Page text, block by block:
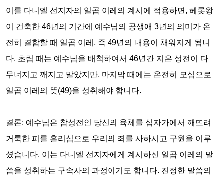
이를 다니엘 선지자의 일곱 이레의 계시에 적용하면 , 헤롯왕
이 건축한 46년의 기간에 예수님의 공생애 3년의 의미가 온
전히 결합할 때 일곱 이레 , 즉 49년의 내용이 채워지게 됩니
다. 초림 때는 예수님을 배척하여서 46년간 지은 성전이 다
무너지고 깨지고 말았지만, 마지막 때에는 온전히 모심으로
일곱 이레의 뜻(49)을 성취해야 합니다.
결론: 예수님은 참성전인 당신의 육체를 십자가에서 깨뜨려
거룩한 피를 흘리심으로 우리의 죄를 사하시고 구원을 이루
셨습니다. 이는 다니엘 선지자에게 계시하신 일곱 이레의 말
씀을 성취하는 구속사의 과정이기도 합니다. 진정한 말씀의